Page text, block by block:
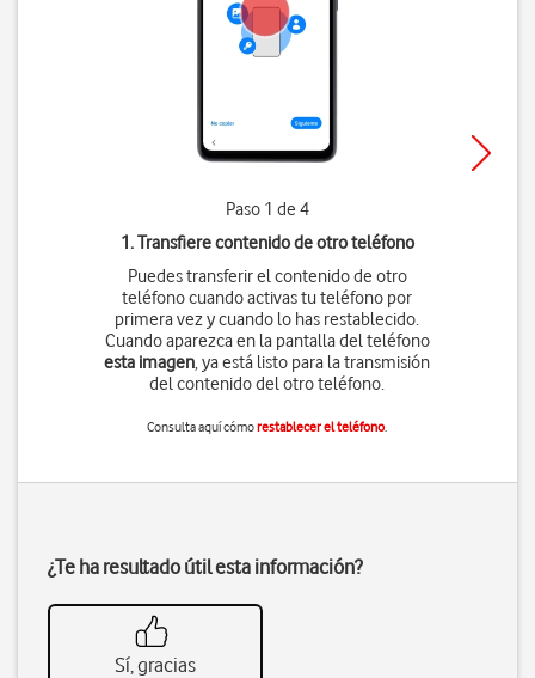
Paso 1 de 4
1. Transfiere contenido de otro teléfono
Puedes transferir el contenido de otro
teléfono cuando activas tu teléfono por
primera vez y cuando lo has restablecido.
Cuando aparezca en la pantalla del teléfono
esta imagen, ya está listo para la transmisión
del contenido del otro teléfono.
Consulta aquí cómorestablecer el teléfono.
¿Te ha resultado útil esta información?
Sí, gracias